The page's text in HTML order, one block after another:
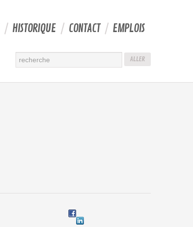
HISTORIQUE CONTACT EMPLOIS